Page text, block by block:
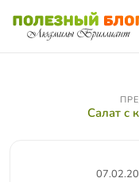
Салат с